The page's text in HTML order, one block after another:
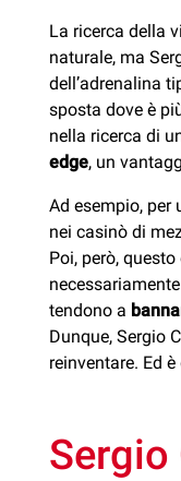
La ricerca della
naturale, ma
dell’adrenalina
sposta dove è
nella ricerca di
edge, un
Ad esempio,
nei casinò di
Poi, però,
tendono a
Dunque, Sergio
reinventare. Ed